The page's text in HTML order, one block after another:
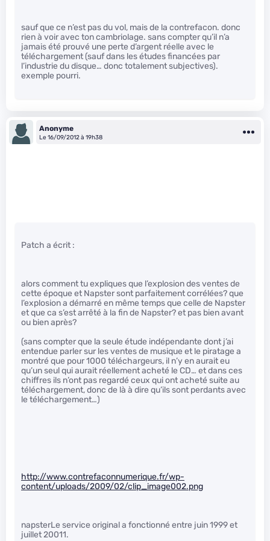
sauf que ce n’est pas du vol, mais de la contrefacon. donc
rien à voir avec ton cambriolage. sans compter qu’il n’a
jamais été prouvé une perte d’argent réelle avec le
téléchargement (sauf dans les études financées par
l’industrie du disque… donc totalement subjectives).
exemple pourri.
Anonyme
Le 16/09/2012 à 19h38
Patch a écrit :
alors comment tu expliques que l’explosion des ventes de
cette époque et Napster sont parfaitement corrélées? que
l’explosion a démarré en même temps que celle de Napster
et que ca s’est arrêté à la fin de Napster? et pas bien avant
ou bien après?
(sans compter que la seule étude indépendante dont j’ai
entendue parler sur les ventes de musique et le piratage a
montré que pour 1000 téléchargeurs, il n’y en aurait eu
qu’un seul qui aurait réellement acheté le CD… et dans ces
chiffres ils n’ont pas regardé ceux qui ont acheté suite au
téléchargement, donc de là à dire qu’ils sont perdants avec
le téléchargement…)
http://www.contrefaconnumerique.fr/wp-
content/uploads/2009/02/clip_image002.png
napsterLe service original a fonctionné entre juin 1999 et
juillet 20011.